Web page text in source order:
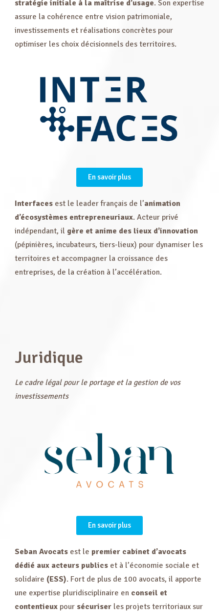
stratégie initiale à la maîtrise d’usage. Son expertise
assure la cohérence entre vision patrimoniale,
investissements et réalisations concrètes pour
optimiser les choix décisionnels des territoires.
En savoir plus
Interfaces est le leader français de l’animation
d’écosystèmes entrepreneuriaux. Acteur privé
indépendant, il gère et anime des lieux d’innovation
(pépinières, incubateurs, tiers-lieux) pour dynamiser les
territoires et accompagner la croissance des
entreprises, de la création à l’accélération.
Juridique
Le cadre légal pour le portage et la gestion de vos
investissements
En savoir plus
Seban Avocats est le premier cabinet d’avocats
dédié aux acteurs publics et à l’économie sociale et
solidaire (ESS). Fort de plus de 100 avocats, il apporte
une expertise pluridisciplinaire en conseil et
contentieux pour sécuriser les projets territoriaux sur